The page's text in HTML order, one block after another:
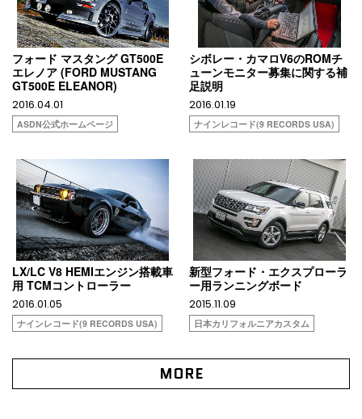
フォード マスタング GT500E
エレノア (FORD MUSTANG
GT500E ELEANOR)
2016.04.01
ASDN公式ホームページ
シボレー・カマロV6のROMチ
ューンモニター募集に関する補
足説明
2016.01.19
ナインレコード(9 RECORDS USA)
LX/LC V8 HEMIエンジン搭載車
用 TCMコントローラー
2016.01.05
ナインレコード(9 RECORDS USA)
新型フォード・エクスプローラ
ー用ランニングボード
2015.11.09
日本カリフォルニアカスタム
MORE